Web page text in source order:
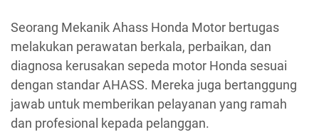
Seorang Mekanik Ahass Honda Motor bertugas
melakukan perawatan berkala, perbaikan, dan
diagnosa kerusakan sepeda motor Honda sesuai
dengan standar AHASS. Mereka juga bertanggung
jawab untuk memberikan pelayanan yang ramah
dan profesional kepada pelanggan.